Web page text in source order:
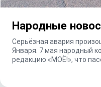
Народные
Серьёзная авария
Января. 7 мая народный
редакцию «МОЁ!», что